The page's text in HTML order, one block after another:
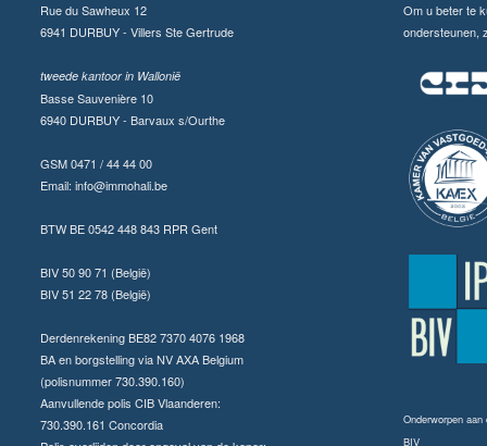
Rue du Sawheux 12
6941 DURBUY - Villers Ste Gertrude
tweede kantoor in Wallonië
Basse Sauvenière 10
6940 DURBUY - Barvaux s/Ourthe
GSM 0471 / 44 44 00
Email: info@immohali.be
BTW BE 0542 448 843 RPR Gent
BIV 50 90 71 (België)
BIV 51 22 78 (België)
Derdenrekening BE82 7370 4076 1968
BA en borgstelling via NV AXA Belgium
(polisnummer 730.390.160)
Aanvullende polis CIB Vlaanderen:
730.390.161 Concordia
Om u beter te
ondersteunen,
Onderworpen
BIV